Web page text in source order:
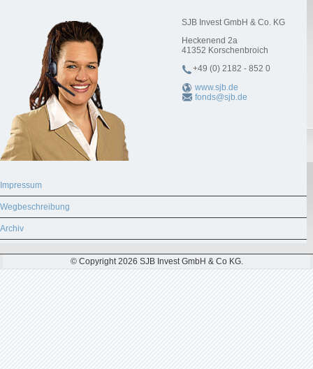
SJB Invest GmbH & Co. KG
Heckenend 2a
41352 Korschenbroich
+49 (0) 2182 - 852 0
www.sjb.de
fonds@sjb.de
Impressum
Wegbeschreibung
Archiv
© Copyright 2026 SJB Invest GmbH & Co KG.